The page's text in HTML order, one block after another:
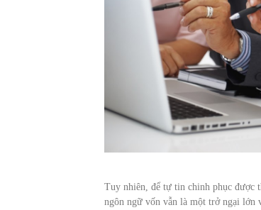
Tuy nhiên, để tự tin chinh phục được
ngôn ngữ vốn vẫn là một trở ngại lớn